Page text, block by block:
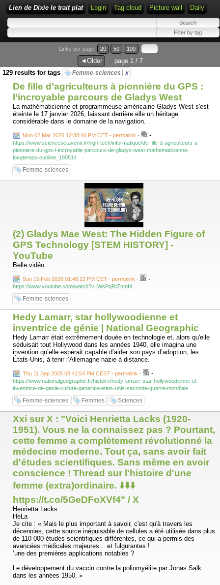
Lien de Dixie le trait plat Login Tag cloud Picture wall Daily
Links per page: 20 50 100
◄Older
page 1 / 7
129 results for tags
Femme-sciences x
De fille d’agriculteurs à pionnière du GPS :
l’incroyable parcours de Gladys West
La mathématicienne et programmeuse américaine Gladys West s'est
éteinte le 17 janvier 2026, laissant derrière elle un héritage
considérable dans le domaine de la navigation.
Mon 02 Mar 2026 12:38:46 PM CET - permalink - -
https://www.sciencesetavenir.fr/high-tech/informatique/de-fille-d-agriculteurs-a-
pionniere-du-gps-l-incroyable-parcours-de-gladys-west-mathematicienne-
longtemps-oubliee_190514
Femme-sciences
(2) Gladys Mae West: The Hidden Figure of
GPS Technology [STEM HISTORY] -
YouTube
Belle vidéo
Sun 15 Feb 2026 01:48:22 PM CET - permalink - -
https://www.youtube.com/watch?v=WsPqRtZnmf4
Femme-sciences
Hedy Lamarr, star hollywoodienne et
inventrice de génie | National Geographic
Hedy Lamarr était extrêmement douée en technologie et, alors qu'elle
séduisait tout Hollywood dans les années 1940, elle imagina une
invention qu’elle espérait capable d’aider son pays d’adoption, les
États-Unis, à tenir l’Allemagne nazie à distance.
Thu 11 Sep 2025 08:41:54 PM CEST - permalink - -
https://www.nationalgeographic.fr/histoire/hedy-lamarr-star-hollywoodienne-et-
inventrice-de-genie-culture-generale-etats-unis-seconde-guerre-mondiale
Femme-sciences Femmes Sciences
Xxi sur X : "Voici Henrietta Lacks (1920-
1951). Vous ne la connaissez pas ? Pourtant,
cette femme a complètement révolutionné la
médecine moderne. Tout ça, sans avoir fait
d'études scientifiques. Sans même en avoir
conscience ! Thread sur l'histoire d'une
femme (extra)ordinaire. ⬇️⬇️⬇️
https://t.co/5GeDFoXVf4" / X
Henrietta Lacks
HeLa
Je cite : « Mais le plus important à savoir, c'est qu'à travers les
décennies, cette source inépuisable de cellules a été utilisée dans plus
de 110 000 études scientifiques différentes, ce qui a permis des
avancées médicales majeures... et fulgurantes !
’une des premières applications notables ?
Le développement du vaccin contre la poliomyélite par Jonas Salk
dans les années 1950. »